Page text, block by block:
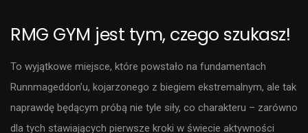
RMG GYM jest tym, czego szukasz!
To wyjątkowe miejsce, które powstało na fundamentach
Runnmageddon’u, kojarzonego z biegiem ekstremalnym, ale tak